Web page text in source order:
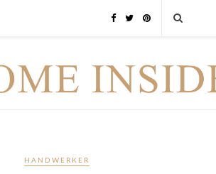
HANDWERKER